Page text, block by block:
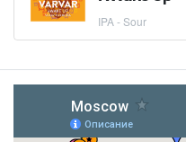
IPA - Sour